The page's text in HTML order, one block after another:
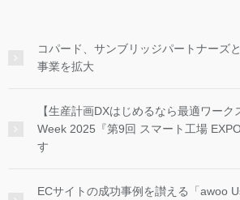
コパード、サンブリッジパートナーズ
事業を拡大
【生産計画DXはじめるなら最適ワー
Week 2025『第9回 スマート工場
す
ECサイトの成功事例を讃える「awoo